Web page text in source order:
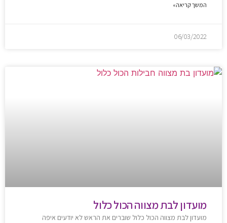
המשך קריאה»
06/03/2022
מועדון לבת מצווה הכול כלול
מועדון לבת מצווה הכול כלול שוברים את הראש לא יודעים איפה